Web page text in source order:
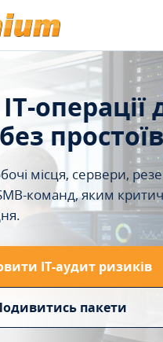
операції
простоїв
місця, сервери,
команд, яким
ІТ-аудит ризиків
пакети